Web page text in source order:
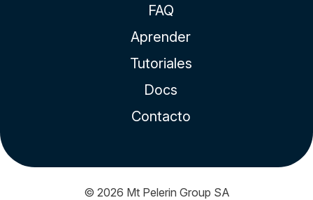
FAQ
Aprender
Tutoriales
Docs
Contacto
© 2026 Mt Pelerin Group SA